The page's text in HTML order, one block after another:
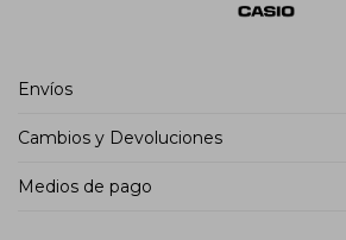
Envíos
Cambios y Devoluciones
Medios de pago